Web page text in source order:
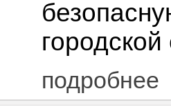
подробнее